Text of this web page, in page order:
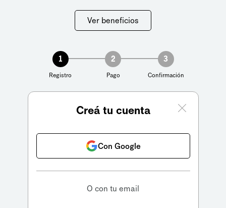
Ver beneficios
1
Registro
2
Pago
3
Confirmación
Creá tu cuenta
Con Google
O con tu email